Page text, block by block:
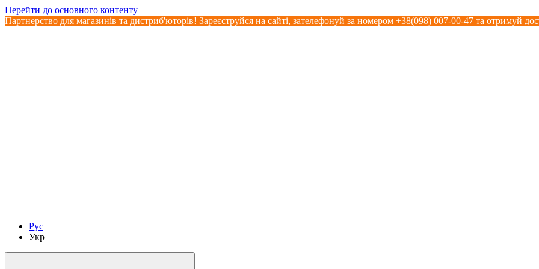
Перейти до основного контенту
Партнерство для магазинів та дистриб'юторів! Зареєструйся на сайті, зателефонуй за номером +38(098) 007-00-47 та отримуй
Рус
Укр